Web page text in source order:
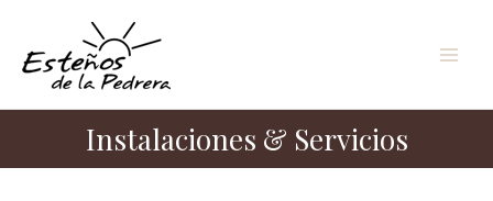
contenido
Instalaciones & Servicios